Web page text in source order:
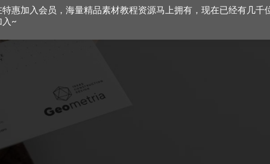
特惠加入会员，海量精品素材教程资源马上拥有，现在已经有几千
入~